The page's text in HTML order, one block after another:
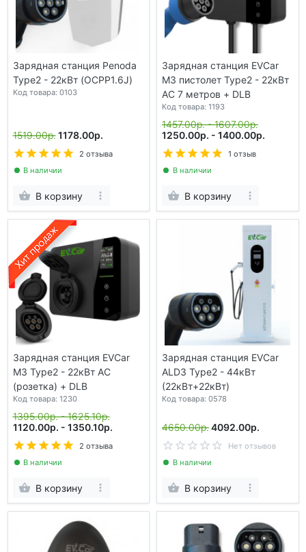
Зарядная станция Penoda
Type2 - 22кВт (OCPP1.6J)
Код товара: 0103
1519.00р. 1178.00р.
2 отзыва
В наличии
В корзину
Зарядная станция EVCar
M3 пистолет Type2 - 22кВт
АС 7 метров + DLB
Код товара: 1193
1457.00р. - 1607.00р.
1250.00р. - 1400.00р.
1 отзыв
В наличии
В корзину
Зарядная станция EVCar
M3 Type2 - 22кВт АС
(розетка) + DLB
Код товара: 1230
1395.00р. - 1625.10р.
1120.00р. - 1350.10р.
2 отзыва
В наличии
В корзину
Зарядная станция EVCar
ALD3 Type2 - 44кВт
(22кВт+22кВт)
Код товара: 0578
4650.00р.4092.00р.
Нет отзывов
В наличии
В корзину